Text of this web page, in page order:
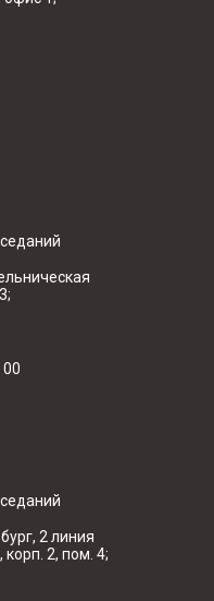
2 линия
корп. 2, пом. 4;